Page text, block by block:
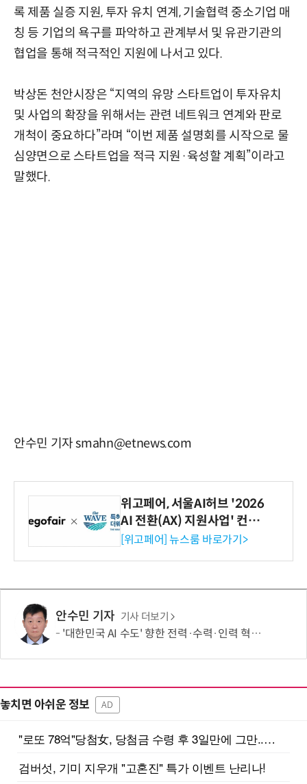
록 제품 실증 지원, 투자 유치 연계, 기술협력 중소기업 매
칭 등 기업의 욕구를 파악하고 관계부서 및 유관기관의
협업을 통해 적극적인 지원에 나서고 있다.
박상돈 천안시장은 “지역의 유망 스타트업이 투자유치
및 사업의 확장을 위해서는 관련 네트워크 연계와 판로
개척이 중요하다”라며 “이번 제품 설명회를 시작으로 물
심양면으로 스타트업을 적극 지원·육성할 계획”이라고
말했다.
안수민 기자 smahn@etnews.com
위고페어, 서울AI허브 '2026
AI 전환(AX) 지원사업' 컨소
시엄 선정
[위고페어] 뉴스룸 바로가기>
안수민 기자 기사 더보기
'대한민국 AI 수도' 향한 전력·수력·인력 혁신 시동…'충남 3력 혁신 TF 회의 첫 개최
놓치면 아쉬운 정보 AD